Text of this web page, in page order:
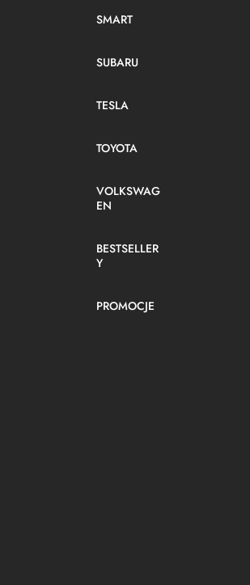
SMART
SUBARU
TESLA
TOYOTA
VOLKSWAG
EN
BESTSELLER
Y
PROMOCJE